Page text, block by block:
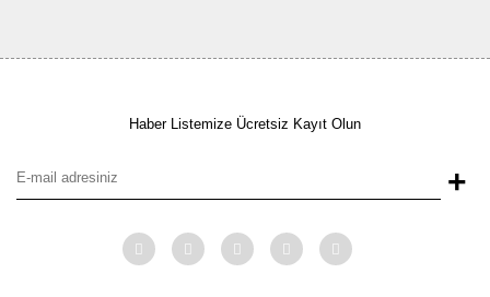
Haber Listemize Ücretsiz Kayıt Olun
+